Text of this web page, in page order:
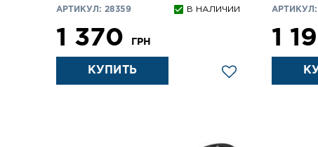
АРТИКУЛ: 28359 В НАЛИЧИИ
1 370 ГРН
КУПИТЬ
АРТИКУЛ:
1